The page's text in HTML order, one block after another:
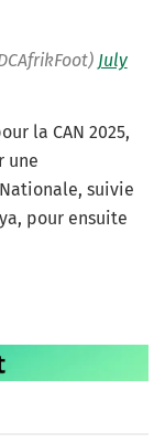
July
la CAN 2025,
une
suivie
pour ensuite